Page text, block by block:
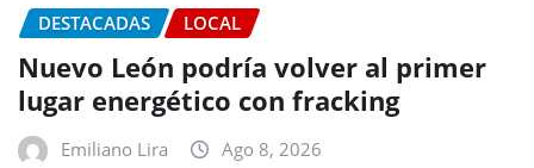
DESTACADAS LOCAL
Nuevo León podría volver al primer
lugar energético con fracking
Emiliano Lira Ago 8, 2026